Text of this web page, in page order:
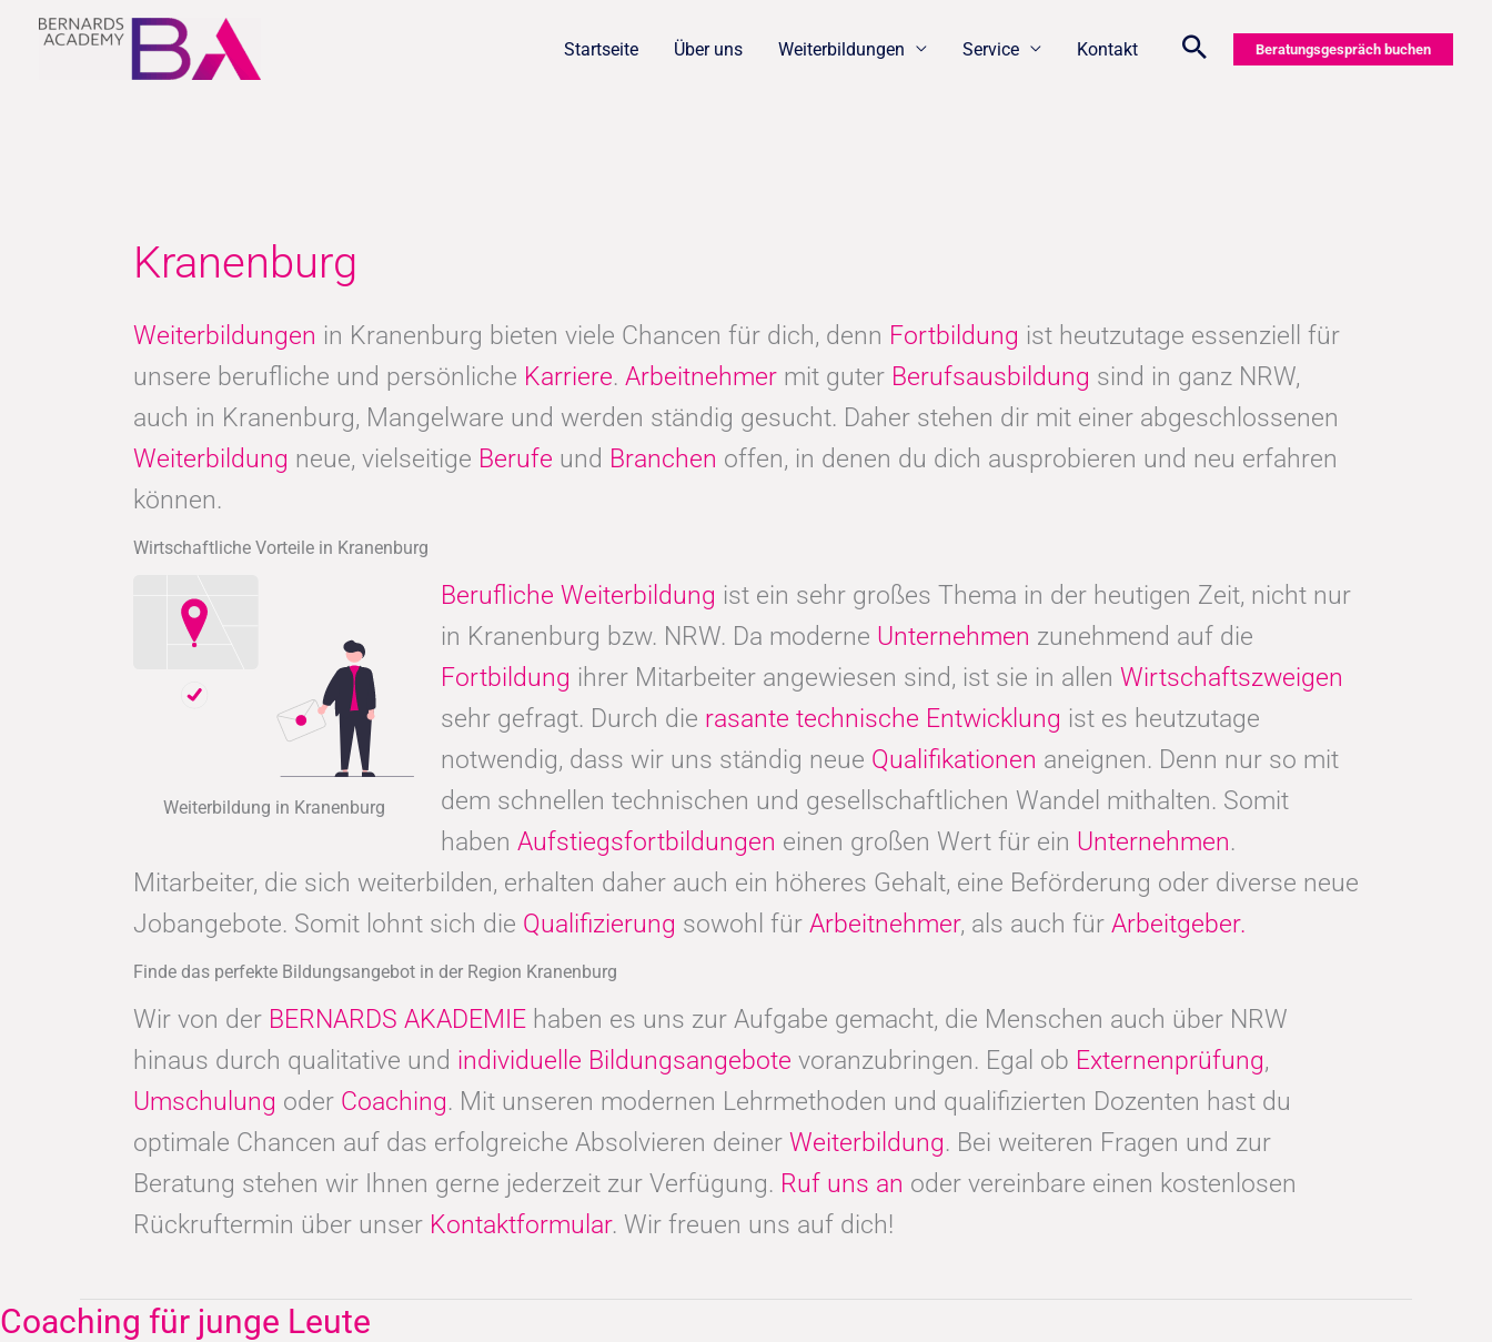
Startseite Über uns Weiterbildungen Service Kontakt Beratungsgespräch buchen
Kranenburg
Weiterbildungen in Kranenburg bieten viele Chancen für dich, denn Fortbildung ist heutzutage essenziell für
unsere berufliche und persönliche Karriere. Arbeitnehmer mit guter Berufsausbildung sind in ganz NRW,
auch in Kranenburg, Mangelware und werden ständig gesucht. Daher stehen dir mit einer abgeschlossenen
Weiterbildung neue, vielseitige Berufe und Branchen offen, in denen du dich ausprobieren und neu erfahren
können.
Wirtschaftliche Vorteile in Kranenburg
Weiterbildung in Kranenburg
Berufliche Weiterbildung ist ein sehr großes Thema in der heutigen Zeit, nicht nur
in Kranenburg bzw. NRW. Da moderne Unternehmen zunehmend auf die
Fortbildung ihrer Mitarbeiter angewiesen sind, ist sie in allen Wirtschaftszweigen
sehr gefragt. Durch die rasante technische Entwicklung ist es heutzutage
notwendig, dass wir uns ständig neue Qualifikationen aneignen. Denn nur so mit
dem schnellen technischen und gesellschaftlichen Wandel mithalten. Somit
haben Aufstiegsfortbildungen einen großen Wert für ein Unternehmen.
Mitarbeiter, die sich weiterbilden, erhalten daher auch ein höheres Gehalt, eine Beförderung oder diverse neue
Jobangebote. Somit lohnt sich die Qualifizierung sowohl für Arbeitnehmer, als auch für Arbeitgeber.
Finde das perfekte Bildungsangebot in der Region Kranenburg
Wir von der BERNARDS AKADEMIE haben es uns zur Aufgabe gemacht, die Menschen auch über NRW
hinaus durch qualitative und individuelle Bildungsangebote voranzubringen. Egal ob Externenprüfung,
Umschulung oder Coaching. Mit unseren modernen Lehrmethoden und qualifizierten Dozenten hast du
optimale Chancen auf das erfolgreiche Absolvieren deiner Weiterbildung. Bei weiteren Fragen und zur
Beratung stehen wir Ihnen gerne jederzeit zur Verfügung. Ruf uns an oder vereinbare einen kostenlosen
Rückruftermin über unser Kontaktformular. Wir freuen uns auf dich!
Coaching für junge Leute
Coaching